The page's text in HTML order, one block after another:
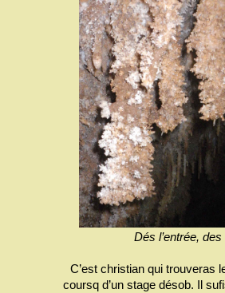
Dés l’entrée,
C’est christian qui trouveras
coursq d’un stage désob. Il